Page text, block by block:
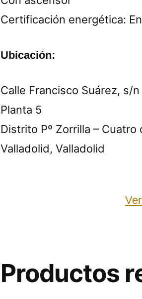
Certificación energética:
Ubicación:
Calle Francisco Suárez, s/n
Planta 5
Distrito Pº Zorrilla – Cuatro
Valladolid, Valladolid
Productos